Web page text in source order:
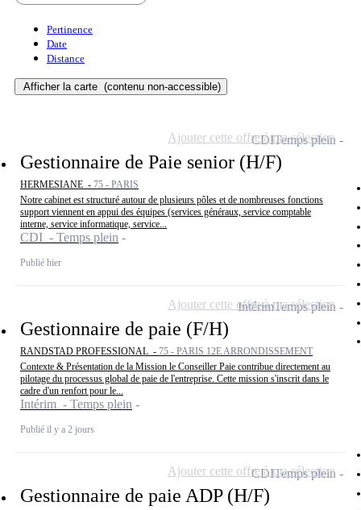
Pertinence
Date
Distance
Afficher la carte (contenu non-accessible)
Gestionnaire de Paie senior (H/F)
HERMESIANE - 75 - PARIS
Notre cabinet est structuré autour de plusieurs pôles et de nombreuses fonctions
support viennent en appui des équipes (services généraux, service comptable
interne, service informatique, service...
CDI - Temps plein
Publié hier
CDITemps plein
Ajouter cette offre à ma sélection
Gestionnaire de paie (F/H)
RANDSTAD PROFESSIONAL - 75 - PARIS 12E ARRONDISSEMENT
Contexte & Présentation de la Mission le Conseiller Paie contribue directement au
pilotage du processus global de paie de l'entreprise. Cette mission s'inscrit dans le
cadre d'un renfort pour le...
Intérim - Temps plein
Publié il y a 2 jours
IntérimTemps plein
Ajouter cette offre à ma sélection
Gestionnaire de paie ADP (H/F)
CDITemps plein
Ajouter cette offre à ma sélection